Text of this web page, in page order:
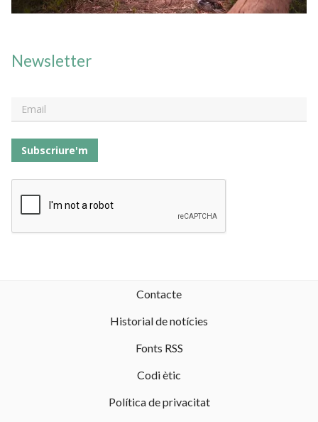
Newsletter
Subscriure'm
Contacte
Historial de notícies
Fonts RSS
Codi ètic
Política de privacitat